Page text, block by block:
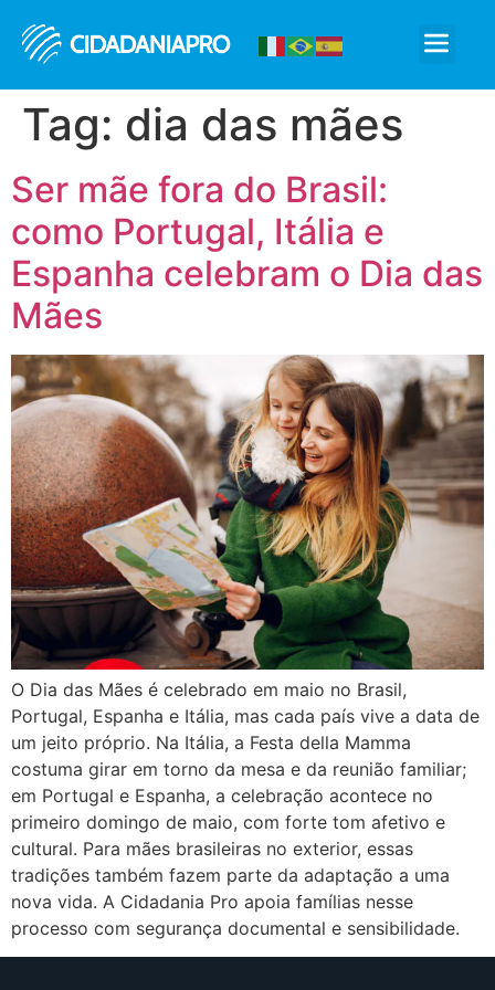
Tag: dia das mães
Ser mãe fora do Brasil:
como Portugal, Itália e
Espanha celebram o Dia das
Mães
O Dia das Mães é celebrado em maio no Brasil,
Portugal, Espanha e Itália, mas cada país vive a data de
um jeito próprio. Na Itália, a Festa della Mamma
costuma girar em torno da mesa e da reunião familiar;
em Portugal e Espanha, a celebração acontece no
primeiro domingo de maio, com forte tom afetivo e
cultural. Para mães brasileiras no exterior, essas
tradições também fazem parte da adaptação a uma
nova vida. A Cidadania Pro apoia famílias nesse
processo com segurança documental e sensibilidade.